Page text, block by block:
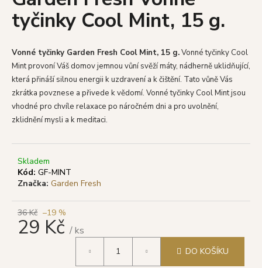
0,0
z
hvězdiček.
tyčinky Cool Mint, 15 g.
Vonné tyčinky Garden Fresh Cool Mint, 15 g.Vonné tyčinky Cool
Mint provoní Váš domov jemnou vůní svěží máty, nádherně uklidňující,
která přináší silnou energii k uzdravení a k čištění. Tato vůně Vás
zkrátka povznese a přivede k vědomí. Vonné tyčinky Cool Mint jsou
vhodné pro chvíle relaxace po náročném dni a pro uvolnění,
zklidnění mysli a k meditaci.
Skladem
Kód: GF-MINT
Značka: Garden Fresh
36 Kč –19 %
29 Kč / ks
DO KOŠÍKU
a
j
í
t
?
D
o
p